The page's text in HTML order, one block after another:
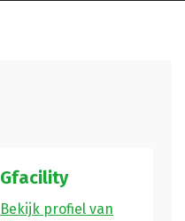
Gfacility
Bekijk profiel van